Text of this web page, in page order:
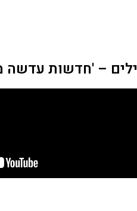
– 'חדשות עדשה